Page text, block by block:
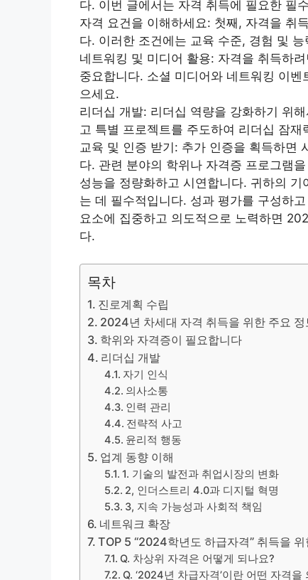
다. 이번 글에서는 자격 취득에 필요한 필
자격 요건을 이해하세요: 첫째, 자격을 취
다. 이러한 조건에는 교육 수준, 경험 및
네트워킹 및 미디어 활용: 자격을 취득하
중요합니다. 소셜 미디어와 네트워킹 이
으세요.
리더십 개발: 리더십 역량을 강화하기 위
고 특별 프로젝트를 주도하여 리더십 잠재
교육 및 인증 받기: 추가 인증을 획득하면
다. 관련 분야의 학위나 자격증 프로그램
성능을 정량화하고 시연합니다. 귀하의 기
는 데 필수적입니다. 성과 평가를 구성하
요소에 집중하고 의도적으로 노력하면
다.
목차
진로계획 수립
2024년 차세대 자격 취득을 위한 주요 정
학위와 자격증이 필요합니다
리더십 개발
자기 인식
의사소통
인력 관리
전략적 사고
윤리적 행동
업계 동향 이해
1. 기술의 발전과 취업시장의 변화
2, 인더스트리 4.0과 디지털 혁명
3, 지속 가능성과 사회적 책임
네트워크 확장
TOP 5 “2024학년도 하급자격” 취득을
Q. 차상위 자격은 어떻게 되나요?
Q. ‘2024년 차급자격’이란 어떤 자격을